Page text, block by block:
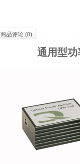
商品评论 (0)
通用型功